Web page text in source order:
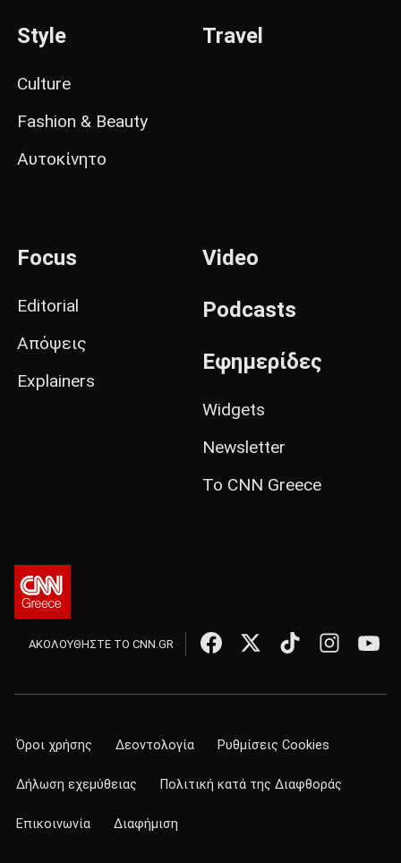
Style
Culture
Fashion & Beauty
Αυτοκίνητο
Travel
Focus
Editorial
Απόψεις
Explainers
Video
Podcasts
Εφημερίδες
Widgets
Newsletter
Το CNN Greece
ΑΚΟΛΟΥΘΗΣΤΕ ΤΟ CNN.GR
Όροι χρήσης Δεοντολογία Ρυθμίσεις Cookies
Δήλωση εχεμύθειας Πολιτική κατά της Διαφθοράς
Επικοινωνία Διαφήμιση